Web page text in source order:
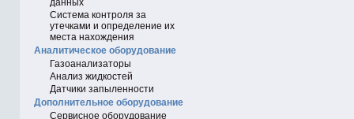
данных
Система контроля за
утечками и определение их
места нахождения
Аналитическое оборудование
Газоанализаторы
Анализ жидкостей
Датчики запыленности
Дополнительное оборудование
Сервисное оборудование